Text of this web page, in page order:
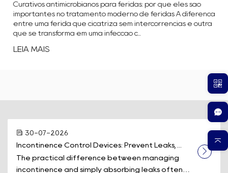
Curativos antimicrobianos para feridas: por que eles são
importantes no tratamento moderno de feridas A diferença
entre uma ferida que cicatriza sem intercorrências e outra
que se transforma em uma infecção c...
LEIA MAIS
30-07-2026
Incontinence Control Devices: Prevent Leaks, ...
The practical difference between managing
incontinence and simply absorbing leaks often